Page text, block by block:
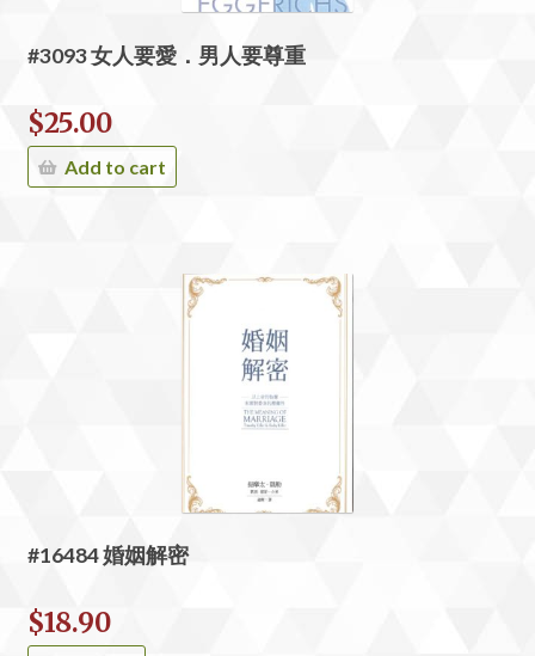
#3093 女人要愛．男人要尊重
$25.00
Add to cart
#16484 婚姻解密
$18.90